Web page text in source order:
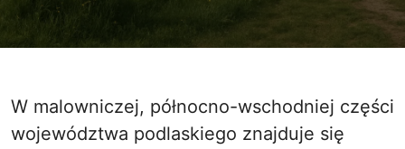
W malowniczej, północno-wschodniej części
województwa podlaskiego znajduje się